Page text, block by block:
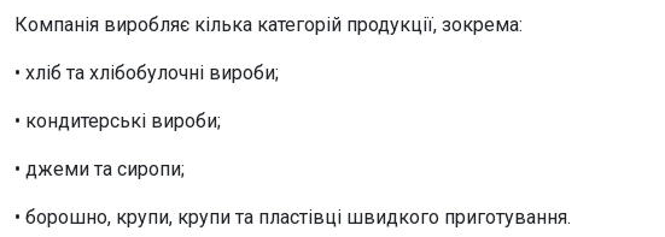
Компанія виробляє кілька категорій продукції, зокрема:
• хліб та хлібобулочні вироби;
• кондитерські вироби;
• джеми та сиропи;
• борошно, крупи, крупи та пластівці швидкого приготування.